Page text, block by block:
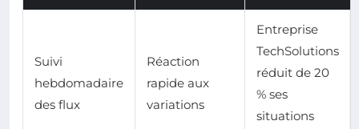
Suivi
hebdomadaire
des flux
Réaction
rapide aux
variations
Entreprise
TechSolutions
réduit de 20
% ses
situations